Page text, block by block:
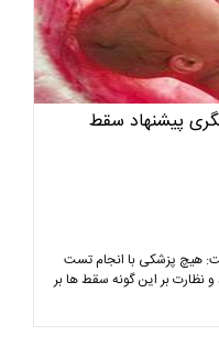
پیشنهاد سقط
هیچ پزشکی با انجام تست
نظارت بر این گونه سقط ها بر